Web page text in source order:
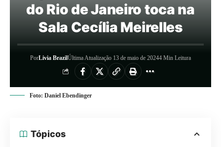
do Rio de Janeiro toca na
Sala Cecília Meirelles
PorLivia BrazilÚltima Atualização 13 de maio de 20244 Min Leitura
Foto: Daniel Ebendinger
Tópicos